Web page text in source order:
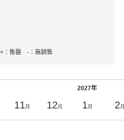
×：售罄 ‐：無銷售
11月 12月
2027年
1月 2